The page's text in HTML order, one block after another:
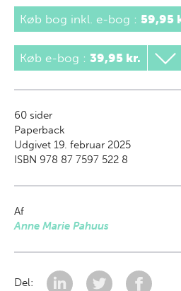
Køb bog inkl. e-bog : 59,95
Køb e-bog : 39,95 kr.
60 sider
Paperback
Udgivet 19. februar 2025
ISBN 978 87 7597 522 8
Af
Anne Marie Pahuus
Del: